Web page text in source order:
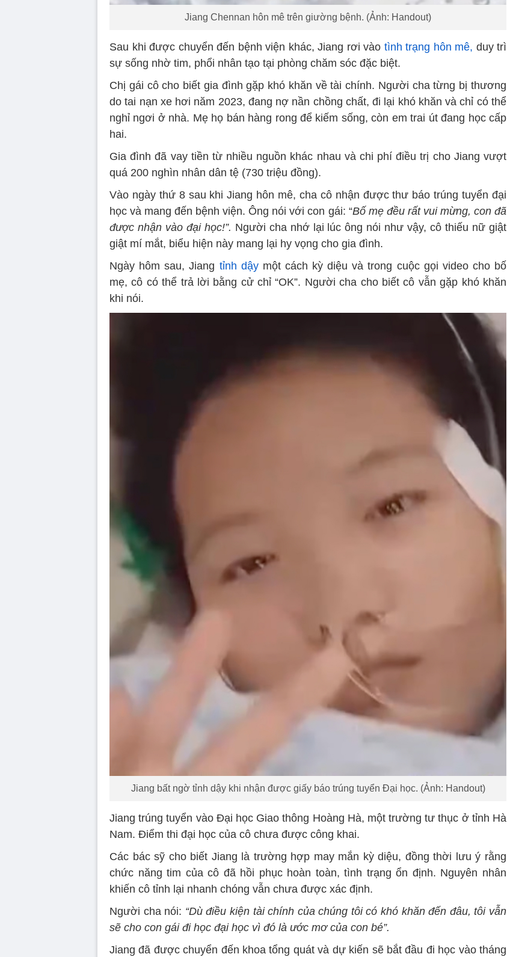
Jiang Chennan hôn mê trên giường bệnh. (Ảnh: Handout)
Sau khi được chuyển đến bệnh viện khác, Jiang rơi vào tình trạng hôn mê, duy trì
sự sống nhờ tim, phổi nhân tạo tại phòng chăm sóc đặc biệt.
Chị gái cô cho biết gia đình gặp khó khăn về tài chính. Người cha từng bị thương
do tai nạn xe hơi năm 2023, đang nợ nần chồng chất, đi lại khó khăn và chỉ có thể
nghỉ ngơi ở nhà. Mẹ họ bán hàng rong để kiếm sống, còn em trai út đang học cấp
hai.
Gia đình đã vay tiền từ nhiều nguồn khác nhau và chi phí điều trị cho Jiang vượt
quá 200 nghìn nhân dân tệ (730 triệu đồng).
Vào ngày thứ 8 sau khi Jiang hôn mê, cha cô nhận được thư báo trúng tuyển đại
học và mang đến bệnh viện. Ông nói với con gái: “Bố mẹ đều rất vui mừng, con đã
được nhận vào đại học!”. Người cha nhớ lại lúc ông nói như vậy, cô thiếu nữ giật
giật mí mắt, biểu hiện này mang lại hy vọng cho gia đình.
Ngày hôm sau, Jiang tỉnh dậymột cách kỳ diệu và trong cuộc gọi video cho bố
mẹ, cô có thể trả lời bằng cử chỉ “OK”. Người cha cho biết cô vẫn gặp khó khăn
khi nói.
Jiang bất ngờ tỉnh dậy khi nhận được giấy báo trúng tuyển Đại học. (Ảnh: Handout)
Jiang trúng tuyển vào Đại học Giao thông Hoàng Hà, một trường tư thục ở tỉnh Hà
Nam. Điểm thi đại học của cô chưa được công khai.
Các bác sỹ cho biết Jiang là trường hợp may mắn kỳ diệu, đồng thời lưu ý rằng
chức năng tim của cô đã hồi phục hoàn toàn, tình trạng ổn định. Nguyên nhân
khiến cô tỉnh lại nhanh chóng vẫn chưa được xác định.
Người cha nói: “Dù điều kiện tài chính của chúng tôi có khó khăn đến đâu, tôi vẫn
sẽ cho con gái đi học đại học vì đó là ước mơ của con bé”.
Jiang đã được chuyển đến khoa tổng quát và dự kiến sẽ bắt đầu đi học vào tháng